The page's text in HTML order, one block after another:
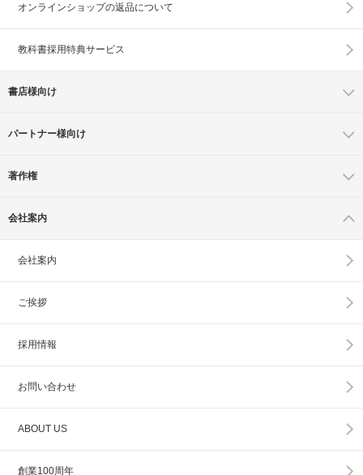
オンラインショップの返品について
教科書採用特典サービス
書店様向け
パートナー様向け
著作権
会社案内
会社案内
ご挨拶
採用情報
お問い合わせ
ABOUT US
創業100周年